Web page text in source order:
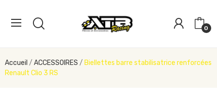
0
Accueil ACCESSOIRES
Biellettes barre stabilisatrice renforcées
Renault Clio 3 RS